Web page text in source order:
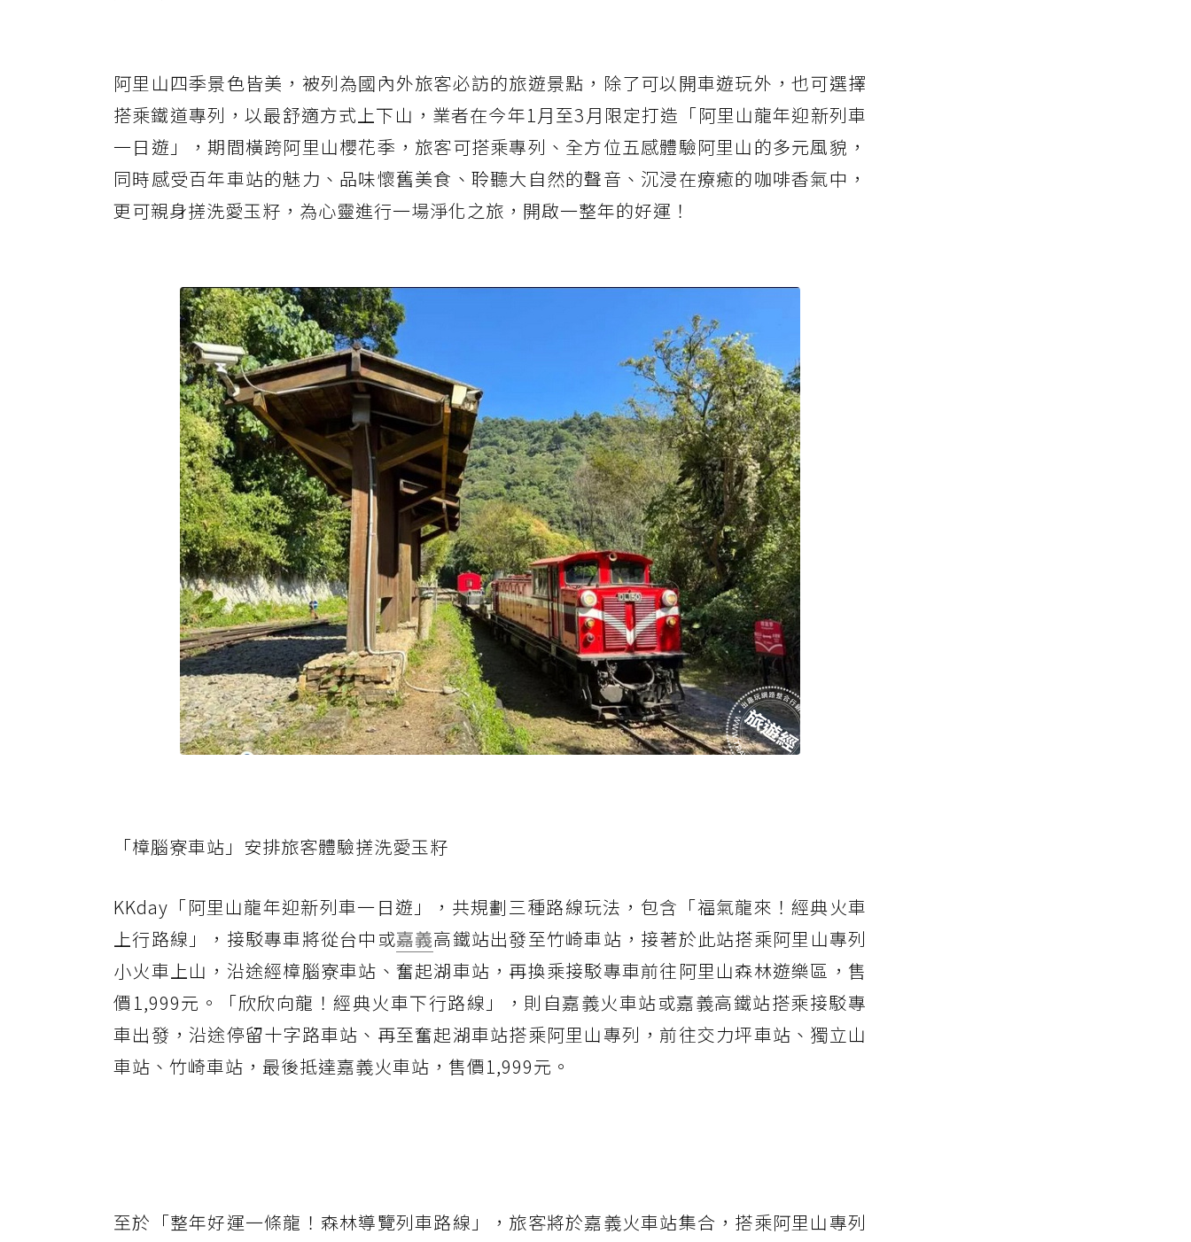
阿里山四季景色皆美，被列為國內外旅客必訪的旅遊景點，除了可以開車遊玩外，也可選擇
搭乘鐵道專列，以最舒適方式上下山，業者在今年1月至3月限定打造「阿里山龍年迎新列車
一日遊」，期間橫跨阿里山櫻花季，旅客可搭乘專列、全方位五感體驗阿里山的多元風貌，
同時感受百年車站的魅力、品味懷舊美食、聆聽大自然的聲音、沉浸在療癒的咖啡香氣中，
更可親身搓洗愛玉籽，為心靈進行一場淨化之旅，開啟一整年的好運！
「樟腦寮車站」安排旅客體驗搓洗愛玉籽
KKday「阿里山龍年迎新列車一日遊」，共規劃三種路線玩法，包含「福氣龍來！經典火車
上行路線」，接駁專車將從台中或嘉義高鐵站出發至竹崎車站，接著於此站搭乘阿里山專列
小火車上山，沿途經樟腦寮車站、奮起湖車站，再換乘接駁專車前往阿里山森林遊樂區，售
價1,999元。「欣欣向龍！經典火車下行路線」，則自嘉義火車站或嘉義高鐵站搭乘接駁專
車出發，沿途停留十字路車站、再至奮起湖車站搭乘阿里山專列，前往交力坪車站、獨立山
車站、竹崎車站，最後抵達嘉義火車站，售價1,999元。
至於「整年好運一條龍！森林導覽列車路線」，旅客將於嘉義火車站集合，搭乘阿里山專列